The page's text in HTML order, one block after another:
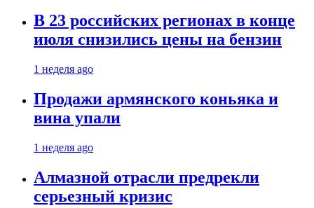
В 23 российских регионах в конце
июля снизились цены на бензин
1 неделя ago
Продажи армянского коньяка и
вина упали
1 неделя ago
Алмазной отрасли предрекли
серьезный кризис